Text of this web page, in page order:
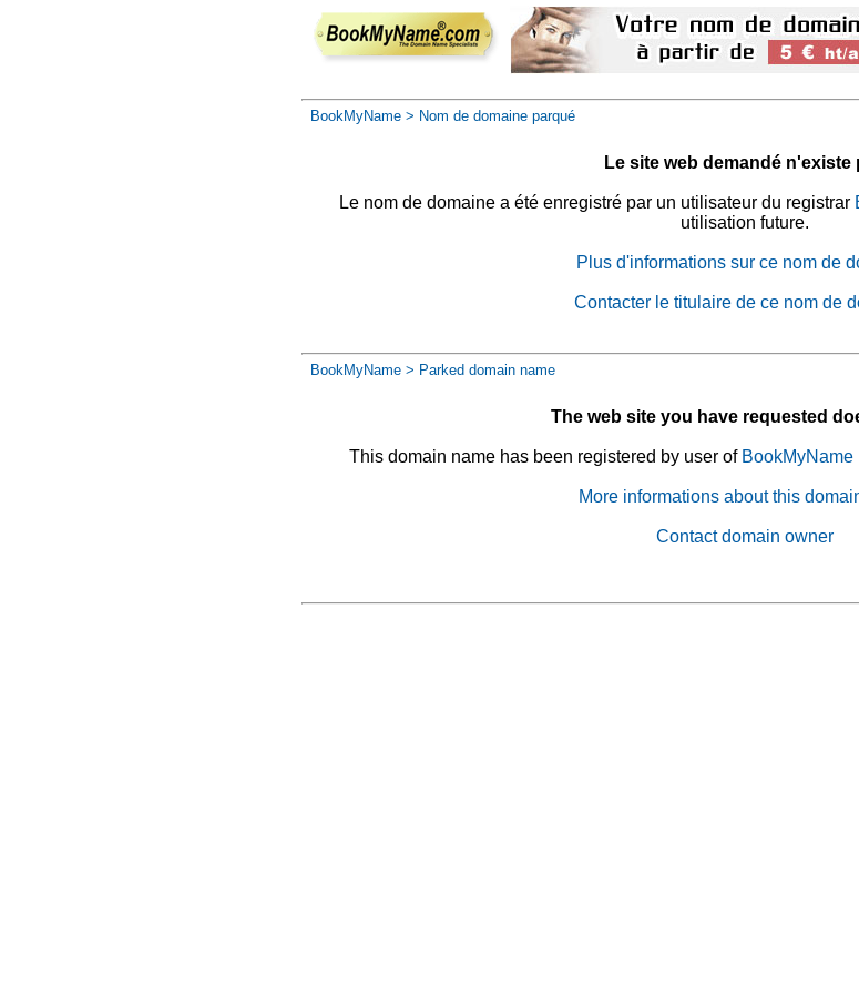
BookMyName > Nom de domaine parqué
Le site web demandé n'existe
Le nom de domaine a été enregistré par un utilisateur du registrar
utilisation future.
Plus d'informations sur ce nom de
Contacter le titulaire de ce nom de
BookMyName > Parked domain name
The web site you have requested
This domain name has been registered by user of BookMyName
More informations about this
Contact domain owner